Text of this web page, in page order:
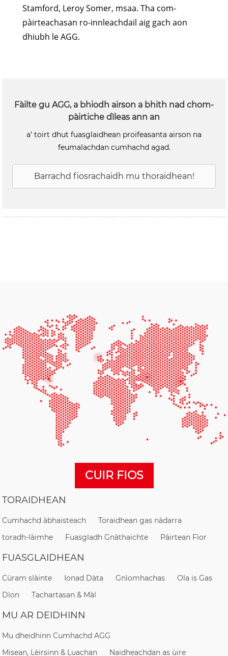
Stamford, Leroy Somer, msaa. Tha com-
pàirteachasan ro-innleachdail aig gach aon
dhiubh le AGG.
Fàilte gu AGG, a bhiodh airson a bhith nad chom-
pàirtiche dìleas ann an
a’ toirt dhut fuasglaidhean proifeasanta airson na
feumalachdan cumhachd agad.
Barrachd fiosrachaidh mu thoraidhean!
CUIR FIOS
TORAIDHEAN
Cumhachd àbhaisteach
Toraidhean gas nàdarra
toradh-làimhe
Fuasgladh Gnàthaichte Pàirtean Fìor
FUASGLAIDHEAN
Cùram slàinte Ionad Dàta Gnìomhachas
Ola is Gas
Dìon
Tachartasan & Màl
MU AR DEIDHINN
Mu dheidhinn Cumhachd AGG
Misean, Lèirsinn & Luachan
Naidheachdan as ùire